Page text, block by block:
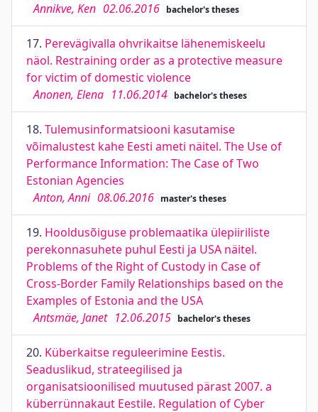
Annikve, Ken 02.06.2016 bachelor's theses
17. Perevägivalla ohvrikaitse lähenemiskeelu
näol. Restraining order as a protective measure
for victim of domestic violence
Anonen, Elena 11.06.2014 bachelor's theses
18. Tulemusinformatsiooni kasutamise
võimalustest kahe Eesti ameti näitel. The Use of
Performance Information: The Case of Two
Estonian Agencies
Anton, Anni 08.06.2016 master's theses
19. Hooldusõiguse problemaatika ülepiiriliste
perekonnasuhete puhul Eesti ja USA näitel.
Problems of the Right of Custody in Case of
Cross-Border Family Relationships based on the
Examples of Estonia and the USA
Antsmäe, Janet 12.06.2015 bachelor's theses
20. Küberkaitse reguleerimine Eestis.
Seaduslikud, strateegilised ja
organisatsioonilised muutused pärast 2007. a
küberrünnakaut Eestile. Regulation of Cyber